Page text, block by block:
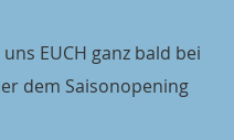
EUCH ganz bald bei
dem Saisonopening